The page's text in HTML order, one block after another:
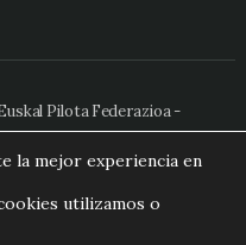
Pilota Federazioa -
la mejor experiencia en
utilizamos o